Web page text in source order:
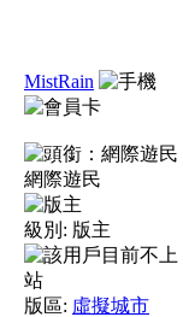
MistRain
網際遊民
級別: 版主
版區: 虛擬城市